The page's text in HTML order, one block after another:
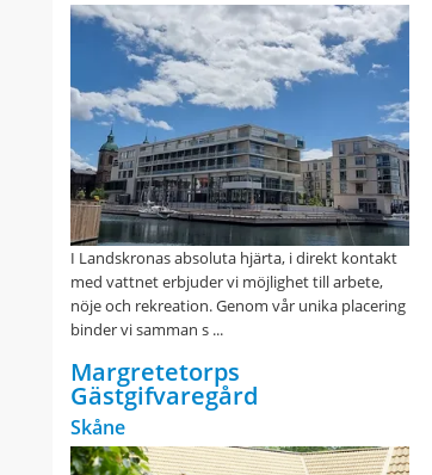
I Landskronas absoluta hjärta, i direkt kontakt
med vattnet erbjuder vi möjlighet till arbete,
nöje och rekreation. Genom vår unika placering
binder vi samman s ...
Margretetorps
Gästgifvaregård
Skåne